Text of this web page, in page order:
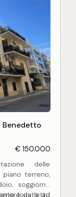
Benedetto
€ 150.000
delle
piano terreno,
soggiorno
da letto
locato ad